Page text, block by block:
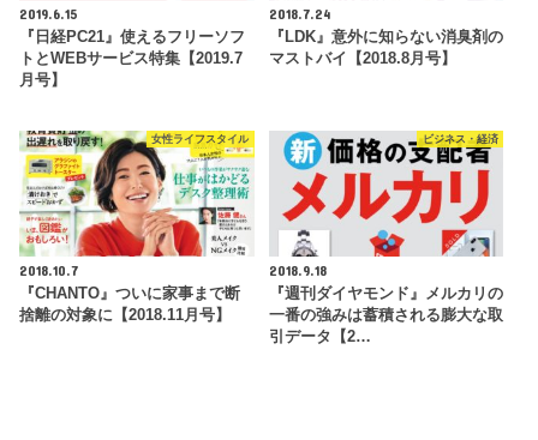
2019.6.15
『日経PC21』使えるフリーソフ
トとWEBサービス特集【2019.7
月号】
2018.7.24
『LDK』意外に知らない消臭剤の
マストバイ【2018.8月号】
女性ライフスタイル
2018.10.7
『CHANTO』ついに家事まで断
捨離の対象に【2018.11月号】
ビジネス・経済
2018.9.18
『週刊ダイヤモンド』メルカリの
一番の強みは蓄積される膨大な取
引データ【2…